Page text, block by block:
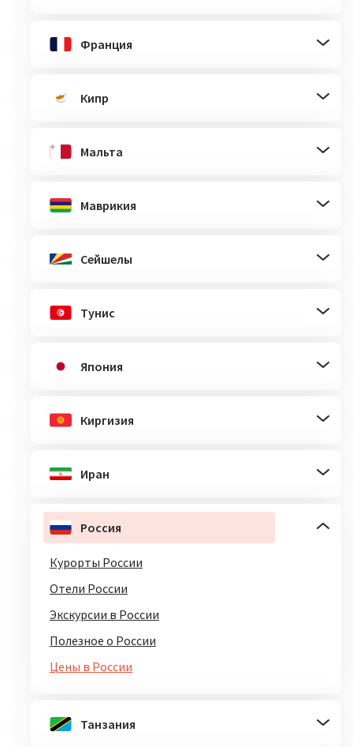
Франция
Кипр
Мальта
Маврикия
Сейшелы
Тунис
Япония
Киргизия
Иран
Россия
Курорты России
Отели России
Экскурсии в России
Полезное о России
Цены в России
Танзания